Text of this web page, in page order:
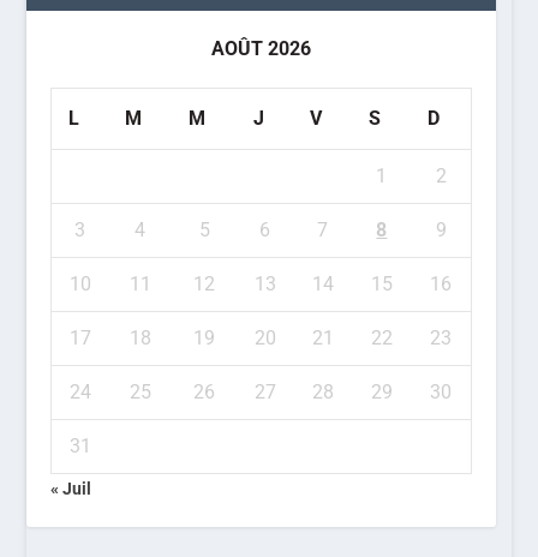
AOÛT 2026
L M M J V S D
1 2
3 4 5 6 7 8 9
10 11 12 13 14 15 16
17 18 19 20 21 22 23
24 25 26 27 28 29 30
31
« Juil